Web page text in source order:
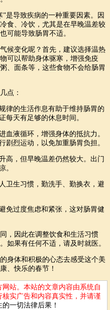
是导致疾病的一种重要因素。因
食、冷饮，尤其是在早晚温差较
可能导致肠胃不适。
候变化呢？首先，建议选择温热
可以帮助身体驱寒，增强免疫
、面条等，这些食物不会给肠胃
点：
律的生活作息有助于维持肠胃的
每天有足够的休息时间。
血液循环，增强身体的抵抗力。
剧烈运动，以免加重肠胃负担。
高，但早晚温差仍然较大。出门
。
卫生习惯，勤洗手、勤换衣，避
免过度焦虑和紧张，这对肠胃健
，因此在调整饮食和生活习惯
如果有任何不适，请及时就医。
身体和积极的心态去感受这个美
、快乐的春节！
站。本站的文章内容由系统自
实广告和内容真实性，并请谨
一切法律后果！